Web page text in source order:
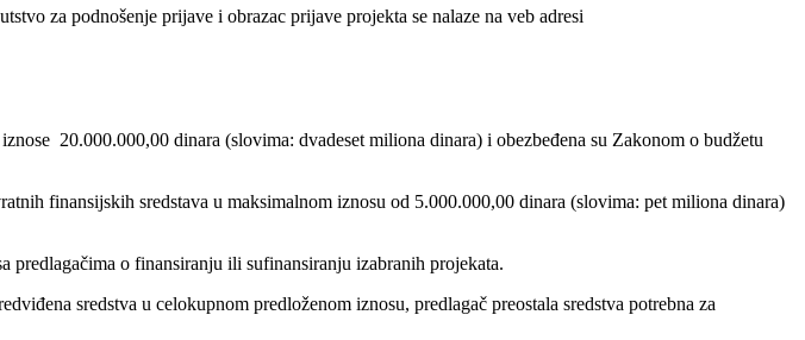
za podnošenje prijave i obrazac prijave projekta se nalaze na veb adresi
20.000.000,00 dinara (slovima: dvadeset miliona dinara) i obezbeđena su Zakonom o budžetu
finansijskih sredstava u maksimalnom iznosu od 5.000.000,00 dinara (slovima: pet miliona dinara)
o finansiranju ili sufinansiranju izabranih projekata.
sredstva u celokupnom predloženom iznosu, predlagač preostala sredstva potrebna za